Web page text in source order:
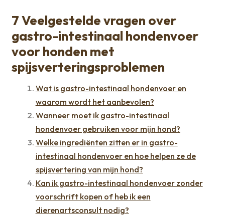
7 Veelgestelde vragen over
gastro-intestinaal hondenvoer
voor honden met
spijsverteringsproblemen
Wat is gastro-intestinaal hondenvoer en
waarom wordt het aanbevolen?
Wanneer moet ik gastro-intestinaal
hondenvoer gebruiken voor mijn hond?
Welke ingrediënten zitten er in gastro-
intestinaal hondenvoer en hoe helpen ze de
spijsvertering van mijn hond?
Kan ik gastro-intestinaal hondenvoer zonder
voorschrift kopen of heb ik een
dierenartsconsult nodig?